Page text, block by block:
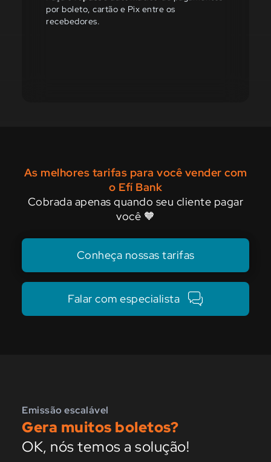
por boleto, cartão e Pix entre os
recebedores.
As melhores tarifas para você vender com
o Efí Bank
Cobrada apenas quando seu cliente pagar
você 🧡
Conheça nossas tarifas
Falar com especialista
Emissão escalável
Gera muitos boletos?
OK, nós temos a solução!